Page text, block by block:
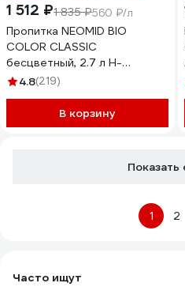
1 512 ₽1 835 ₽560 ₽/л
Пропитка NEOMID BIO
COLOR CLASSIC
бесцветный, 2.7 л Н-
CLASSIC-2,7/бесц
4.8(219)
В корзину
1 2
Часто ищут